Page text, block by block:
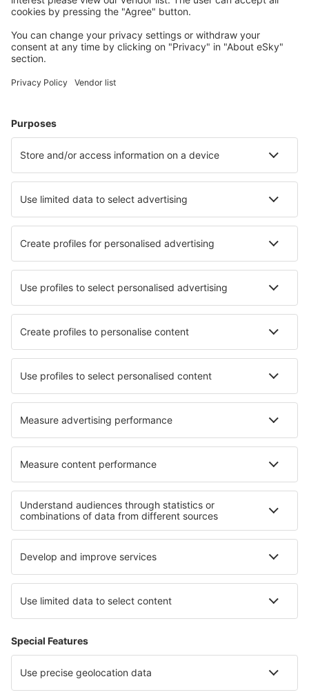
Cele mai căutate hoteluri de către utilizatorii eSky
Hoteluri în Germania - Orașe populare
Hoteluri în Gromitz
Hoteluri în Heringsdorf Hoteluri în Rantum
Hoteluri în Pellworm Hoteluri în Alt Bukow
Hoteluri în Ratekau Hoteluri în Varel
Cele mai bune hoteluri - orașe
Hoteluri în Franklin Hoteluri în Cleator
Hoteluri în Miamisburg Hoteluri în Foios
Hoteluri în Ayers Rock Hoteluri în Brcko
Hoteluri în Delavan Hoteluri în Rockland
Cele mai bune hoteluri - regiuni
Hoteluri in Bavaria Hoteluri in Chiemsee
Hoteluri on East Frisian Islands
Hoteluri în Garmisch-Partenkirchen Hoteluri în Usedom
Hoteluri în Parcul Național Kruger Hoteluri în Ore Mountains
Hoteluri in Șumen Hoteluri in Parcul Național Narwiański